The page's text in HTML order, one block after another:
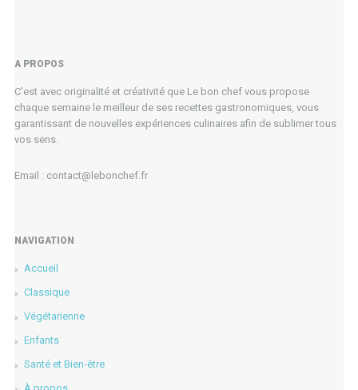
A PROPOS
C'est avec originalité et créativité que Le bon chef vous propose
chaque semaine le meilleur de ses recettes gastronomiques, vous
garantissant de nouvelles expériences culinaires afin de sublimer tous
vos sens.
Email : contact@lebonchef.fr
NAVIGATION
Accueil
Classique
Végétarienne
Enfants
Santé et Bien-être